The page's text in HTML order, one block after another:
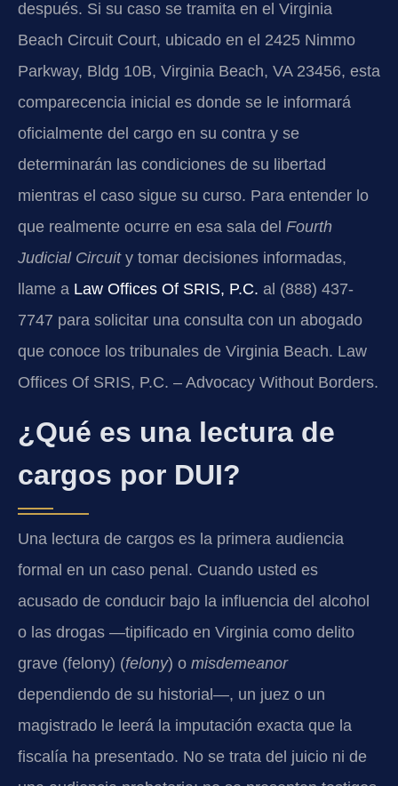
después. Si su caso se tramita en el Virginia
Beach Circuit Court, ubicado en el 2425 Nimmo
Parkway, Bldg 10B, Virginia Beach, VA 23456, esta
comparecencia inicial es donde se le informará
oficialmente del cargo en su contra y se
determinarán las condiciones de su libertad
mientras el caso sigue su curso. Para entender lo
que realmente ocurre en esa sala del Fourth
Judicial Circuity tomar decisiones informadas,
llame a Law Offices Of SRIS, P.C. al (888) 437-
7747 para solicitar una consulta con un abogado
que conoce los tribunales de Virginia Beach. Law
Offices Of SRIS, P.C. – Advocacy Without Borders.
¿Qué es una lectura de
cargos por DUI?
Una lectura de cargos es la primera audiencia
formal en un caso penal. Cuando usted es
acusado de conducir bajo la influencia del alcohol
o las drogas —tipificado en Virginia como delito
grave (felony) (felony) o misdemeanor
dependiendo de su historial—, un juez o un
magistrado le leerá la imputación exacta que la
fiscalía ha presentado. No se trata del juicio ni de